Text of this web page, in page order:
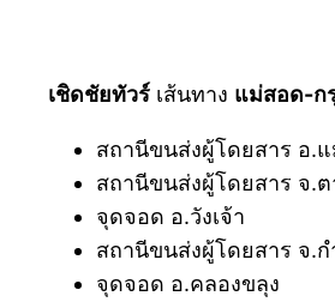
เชิดชัยทัวร์ เส้นทาง แม่สอด-ก
สถานีขนส่งผู้โดยสาร อ.
สถานีขนส่งผู้โดยสาร จ.ต
จุดจอด อ.วังเจ้า
สถานีขนส่งผู้โดยสาร จ.ก
จุดจอด อ.คลองขลุง